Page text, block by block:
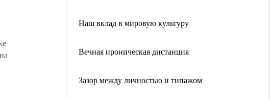
Наш вклад в мировую культуру
Вечная ироническая дистанция
Зазор между личностью и типажом